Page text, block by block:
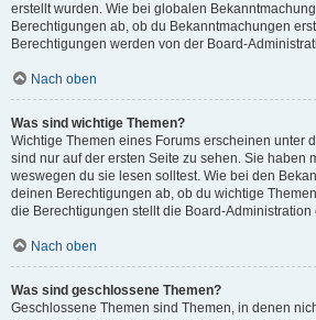
erstellt wurden. Wie bei globalen
Berechtigungen ab, ob du Bekanntmachungen
Berechtigungen werden von der Board-
Nach oben
Was sind wichtige Themen?
Wichtige Themen eines Forums erscheinen unter
sind nur auf der ersten Seite zu sehen. Sie haben
weswegen du sie lesen solltest. Wie bei den
deinen Berechtigungen ab, ob du wichtige
die Berechtigungen stellt die Board-Administration
Nach oben
Was sind geschlossene Themen?
Geschlossene Themen sind Themen, in denen